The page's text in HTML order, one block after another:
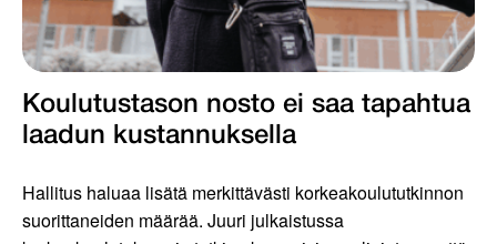
Koulutustason nosto ei saa tapahtua
laadun kustannuksella
Hallitus haluaa lisätä merkittävästi korkeakoulututkinnon
suorittaneiden määrää. Juuri julkaistussa